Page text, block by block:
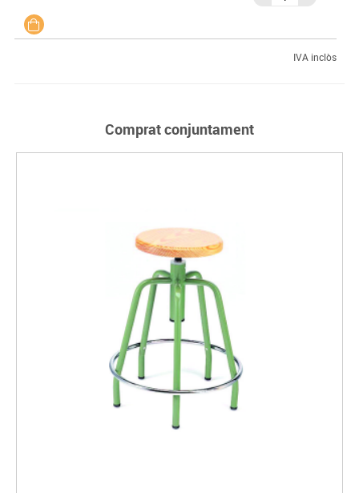
IVA inclòs
Comprat conjuntament